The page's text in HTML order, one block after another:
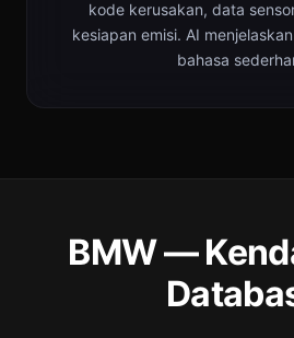
kode kerusakan, data
kesiapan emisi. AI
bahasa
BMW —